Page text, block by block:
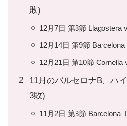
敗)
12月7日 第8節 Llagostera
12月14日 第9節
12月21日 第10節 Cornella
11月のバルセロナB、ハ
3敗)
11月2日 第3節 Barcelona